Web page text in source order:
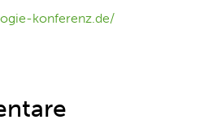
konferenz.de/